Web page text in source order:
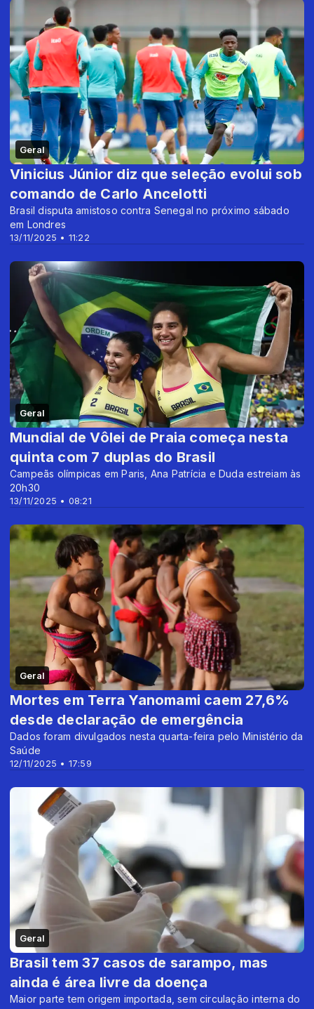
Geral
13/11/2025 • 11:22
Vinicius Júnior diz que seleção evolui sob
comando de Carlo Ancelotti
Brasil disputa amistoso contra Senegal no próximo sábado
em Londres
Geral
13/11/2025 • 08:21
Mundial de Vôlei de Praia começa nesta
quinta com 7 duplas do Brasil
Campeãs olímpicas em Paris, Ana Patrícia e Duda estreiam às
20h30
Geral
12/11/2025 • 17:59
Mortes em Terra Yanomami caem 27,6%
desde declaração de emergência
Dados foram divulgados nesta quarta-feira pelo Ministério da
Saúde
Geral
Brasil tem 37 casos de sarampo, mas
ainda é área livre da doença
Maior parte tem origem importada, sem circulação interna do